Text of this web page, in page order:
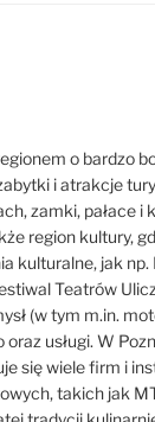
o bardzo
i atrakcje
zamki, pałace i
region kultury,
kulturalne, jak
Teatrów
(w tym m.in.
usługi. W
się wiele firm i
takich jak